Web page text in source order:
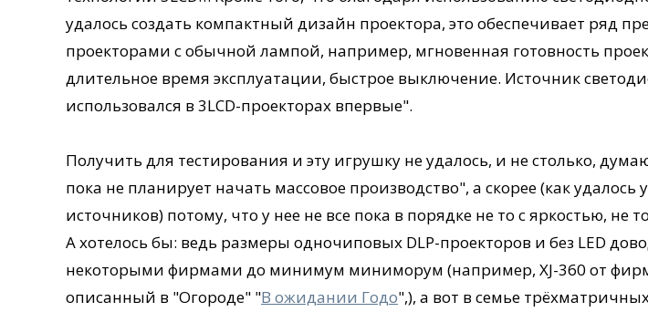
удалось создать компактный дизайн проектора, это обеспечивает ряд
проекторами с обычной лампой, например, мгновенная готовность
длительное время эксплуатации, быстрое выключение. Источник
использовался в 3LCD-проекторах впервые".
Получить для тестирования и эту игрушку не удалось, и не столько,
пока не планирует начать массовое производство", а скорее (как удалось
источников) потому, что у нее не все пока в порядке не то с яркостью, не
А хотелось бы: ведь размеры одночиповых DLP-проекторов и без LED
некоторыми фирмами до минимум миниморум (например, XJ-360 от
описанный в "Огороде" "В ожидании Годо",), а вот в семье